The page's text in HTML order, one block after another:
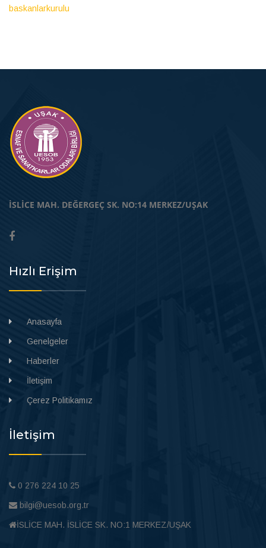
baskanlarkurulu
İSLİCE MAH. DEĞERGEÇ SK. NO:14 MERKEZ/UŞAK
Hızlı Erişim
Anasayfa
Genelgeler
Haberler
İletişim
Çerez Politikamız
İletişim
0 276 224 10 25
bilgi@uesob.org.tr
İSLİCE MAH. İSLİCE SK. NO:1 MERKEZ/UŞAK